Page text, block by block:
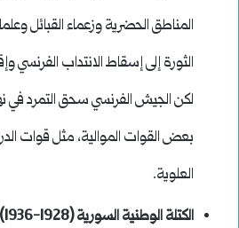
المناطق الحضرية وزعماء القبائل
الثورة إلى إسقاط الانتداب
لكن الجيش الفرنسي سحق التمرد في
بعض القوات الموالية، مثل قوات الدرك
العلوية.
الكتلة الوطنية السورية (1928-1936):